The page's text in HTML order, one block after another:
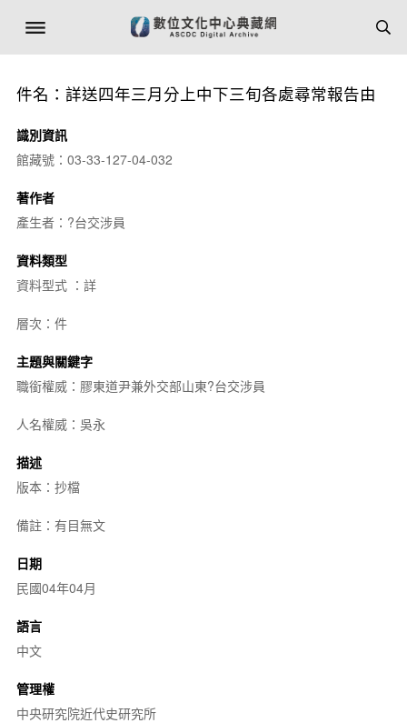
件名：詳送四年三月分上中下三旬各處尋常報告由
識別資訊
館藏號：03-33-127-04-032
著作者
產生者：?台交涉員
資料類型
資料型式 ：詳
層次：件
主題與關鍵字
職銜權威：膠東道尹兼外交部山東?台交涉員
人名權威：吳永
描述
版本：抄檔
備註：有目無文
日期
民國04年04月
語言
中文
管理權
中央研究院近代史研究所